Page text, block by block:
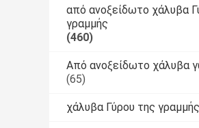
από ανοξείδωτο χάλυβα
γραμμής
(460)
Από ανοξείδωτο χάλυβα
(65)
χάλυβα Γύρου της γραμμής